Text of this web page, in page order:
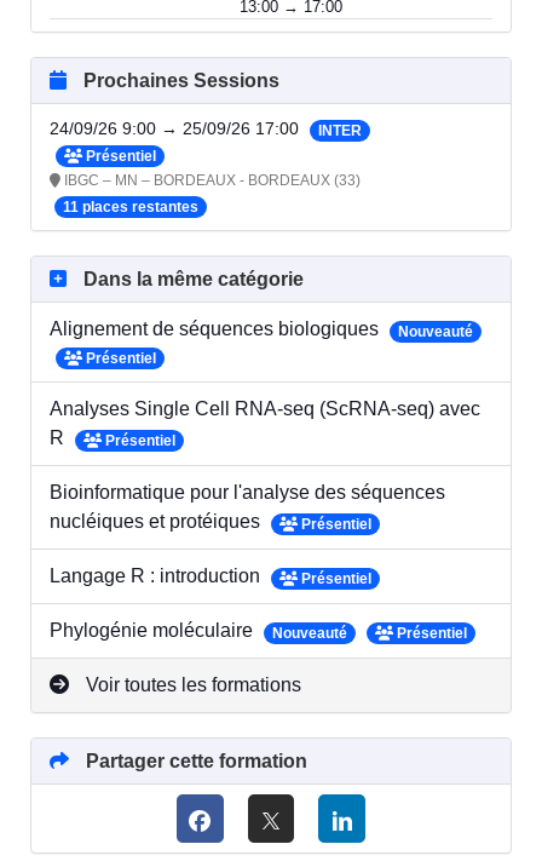
13:00 → 17:00
Prochaines Sessions
24/09/26 9:00 → 25/09/26 17:00
INTER
Présentiel
IBGC – MN – BORDEAUX - BORDEAUX (33)
11 places restantes
Dans la même catégorie
Alignement de séquences biologiques
Nouveauté
Présentiel
Analyses Single Cell RNA-seq (ScRNA-seq) avec
R
Présentiel
Bioinformatique pour l'analyse des séquences
nucléiques et protéiques
Présentiel
Langage R : introduction Présentiel
Phylogénie moléculaire Nouveauté Présentiel
Voir toutes les formations
Partager cette formation